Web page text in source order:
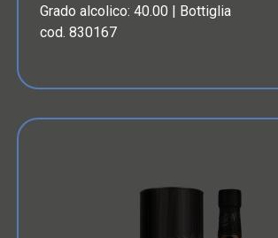
Grado alcolico: 40.00 | Bottiglia
cod. 830167